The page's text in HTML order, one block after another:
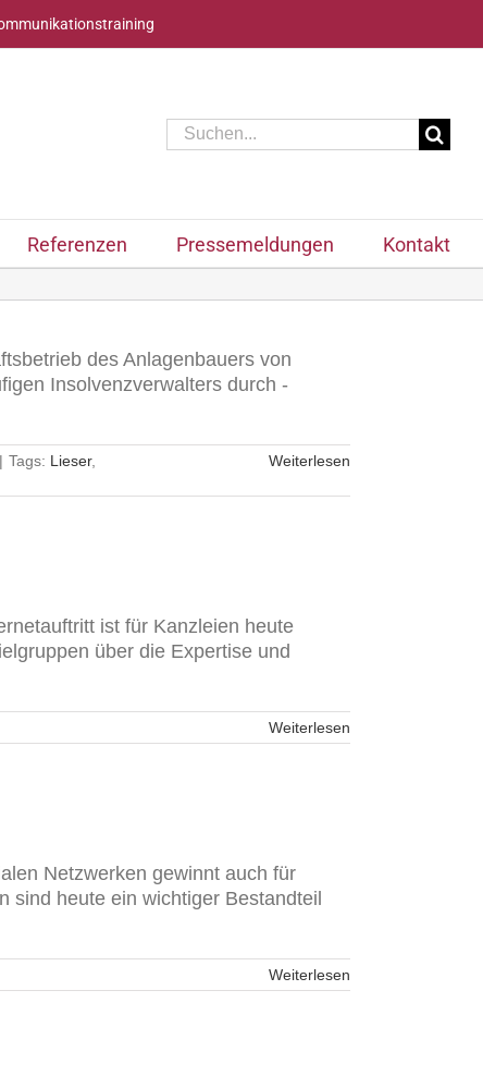
Suche
nach:
Referenzen Pressemeldungen Kontakt
des Anlagenbauers von
Insolvenzverwalters durch -
| Tags: Lieser,
Weiterlesen
ist für Kanzleien heute
über die Expertise und
Weiterlesen
Netzwerken gewinnt auch für
sind heute ein wichtiger Bestandteil
Weiterlesen